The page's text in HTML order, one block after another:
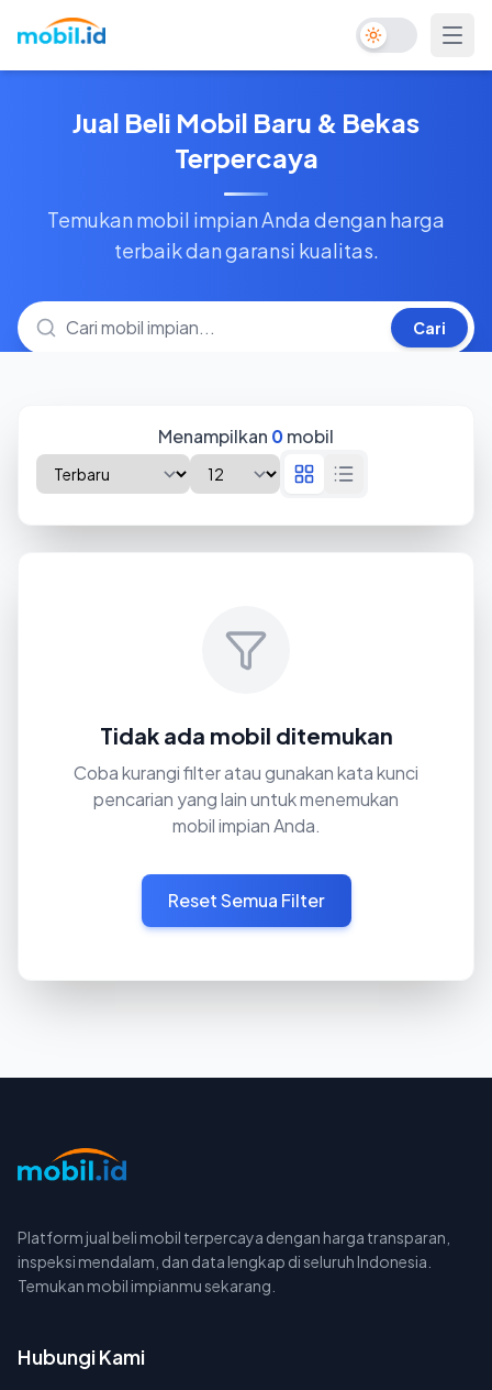
Toggle Dark
Jual Beli Mobil Baru & Bekas
Terpercaya
Temukan mobil impian Anda dengan harga
terbaik dan garansi kualitas.
Cari
Menampilkan 0mobil
Tidak ada mobil ditemukan
Coba kurangi filter atau gunakan kata kunci
pencarian yang lain untuk menemukan
mobil impian Anda.
Reset Semua Filter
Platform jual beli mobil terpercaya dengan harga transparan,
inspeksi mendalam, dan data lengkap di seluruh Indonesia.
Temukan mobil impianmu sekarang.
Hubungi Kami